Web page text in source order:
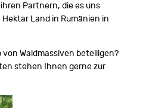
Partnern, die es uns
Land in Rumänien in
Waldmassiven beteiligen?
stehen Ihnen gerne zur